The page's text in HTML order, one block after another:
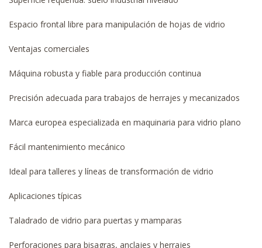
Espacio frontal libre para manipulación de hojas de vidrio
Ventajas comerciales
Máquina robusta y fiable para producción continua
Precisión adecuada para trabajos de herrajes y mecanizados
Marca europea especializada en maquinaria para vidrio plano
Fácil mantenimiento mecánico
Ideal para talleres y líneas de transformación de vidrio
Aplicaciones típicas
Taladrado de vidrio para puertas y mamparas
Perforaciones para bisagras, anclajes y herrajes